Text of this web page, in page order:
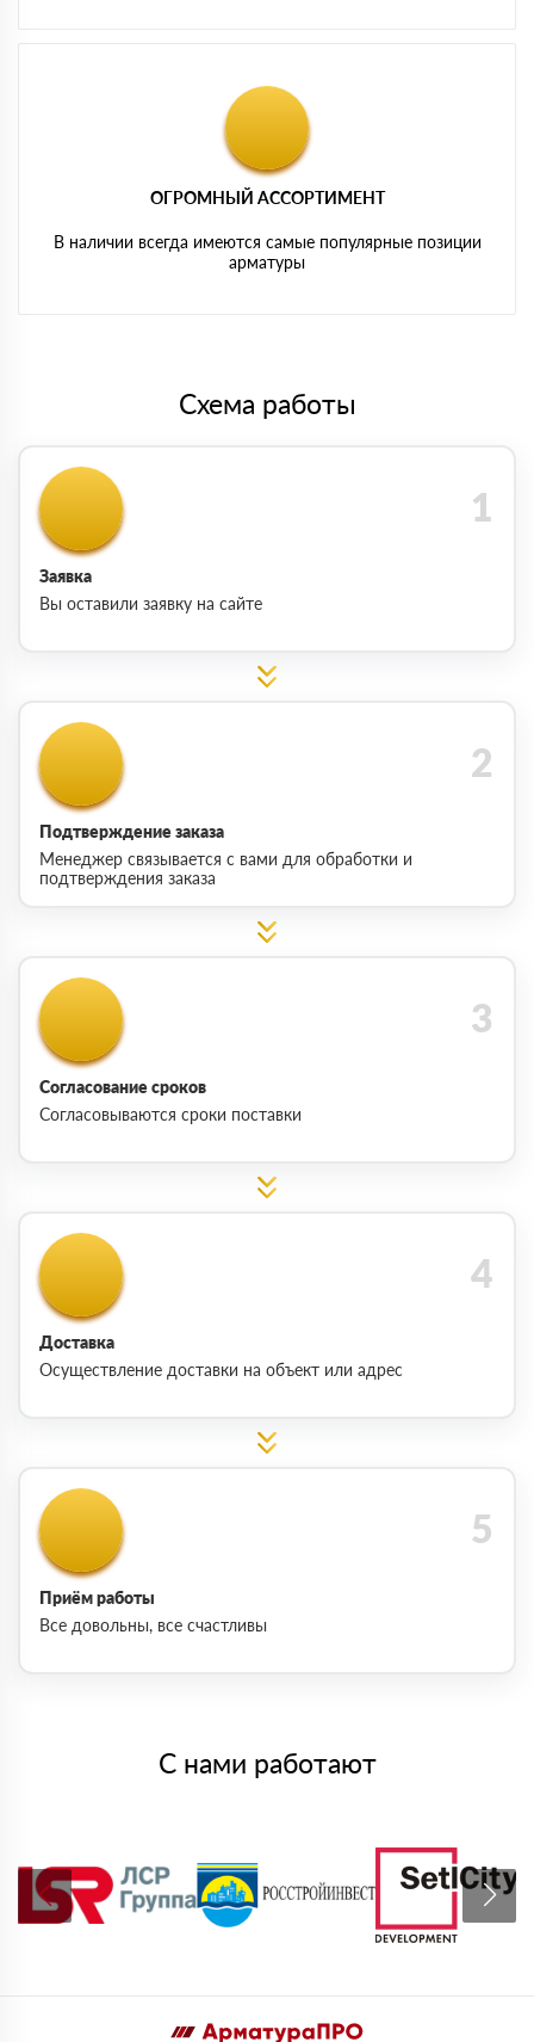
ОГРОМНЫЙ АССОРТИМЕНТ
В наличии всегда имеются самые популярные позиции
арматуры
Схема работы
Заявка
Вы оставили заявку на сайте
Подтверждение заказа
Менеджер связывается с вами для обработки и
подтверждения заказа
Согласование сроков
Согласовываются сроки поставки
Доставка
Осуществление доставки на объект или адрес
Приём работы
Все довольны, все счастливы
С нами работают